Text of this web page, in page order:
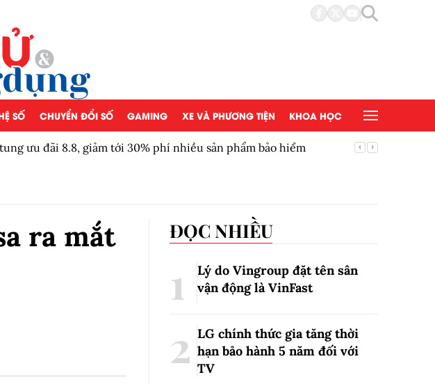
SỐ CHUYỂN ĐỔI SỐ GAMING XE VÀ PHƯƠNG TIỆN KHOA HỌC
ưu đãi 8.8, giảm tới 30% phí nhiều sản phẩm bảo hiểm
ra mắt
ĐỌC NHIỀU
Lý do Vingroup đặt tên sân
vận động là VinFast
LG chính thức gia tăng thời
hạn bảo hành 5 năm đối với
TV